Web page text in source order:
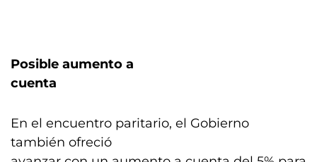
Posible aumento a
cuenta
En el encuentro paritario, el Gobierno
también ofreció